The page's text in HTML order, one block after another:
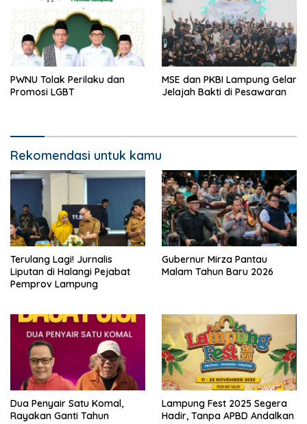
PWNU Tolak Perilaku dan
Promosi LGBT
MSE dan PKBI Lampung Gelar
Jelajah Bakti di Pesawaran
Rekomendasi untuk kamu
Terulang Lagi! Jurnalis
Liputan di Halangi Pejabat
Pemprov Lampung
Gubernur Mirza Pantau
Malam Tahun Baru 2026
Dua Penyair Satu Komal,
Rayakan Ganti Tahun
Lampung Fest 2025 Segera
Hadir, Tanpa APBD Andalkan